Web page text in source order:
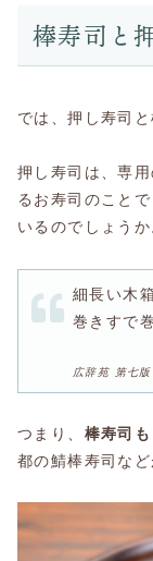
棒寿司と
では、押し寿司
押し寿司は、専
るお寿司のこと
いるのでしょうか
細長い木
巻きすで
広辞苑 第七版
つまり、 棒寿司
都の鯖棒寿司など